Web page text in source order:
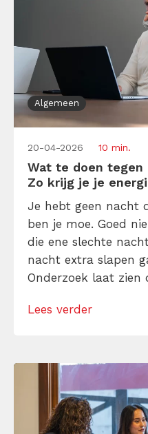
Algemeen
20-04-2026 10 min.
Wat te doen tegen
Zo krijg je je
Je hebt geen nacht
ben je moe. Goed
die ene slechte
nacht extra slapen
Onderzoek laat zien
De echte oorzaak zit
Lees verder